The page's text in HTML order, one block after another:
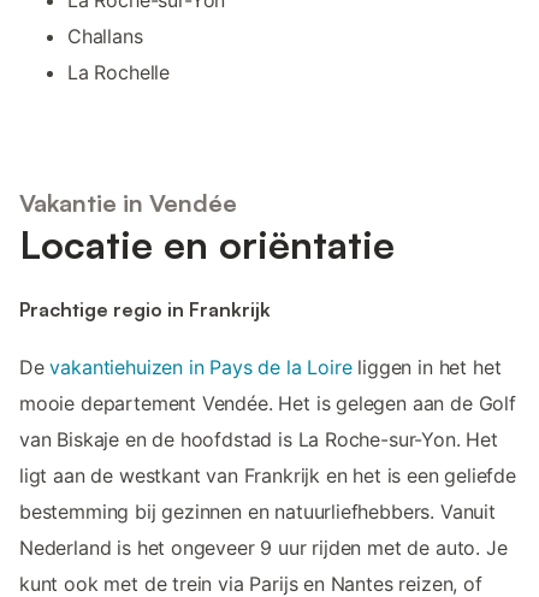
Challans
La Rochelle
Vakantie in Vendée
Locatie en oriëntatie
Prachtige regio in Frankrijk
Devakantiehuizen in Pays de la Loireliggen in het het
mooie departement Vendée. Het is gelegen aan de Golf
van Biskaje en de hoofdstad is La Roche-sur-Yon. Het
ligt aan de westkant van Frankrijk en het is een geliefde
bestemming bij gezinnen en natuurliefhebbers. Vanuit
Nederland is het ongeveer 9 uur rijden met de auto. Je
kunt ook met de trein via Parijs en Nantes reizen, of